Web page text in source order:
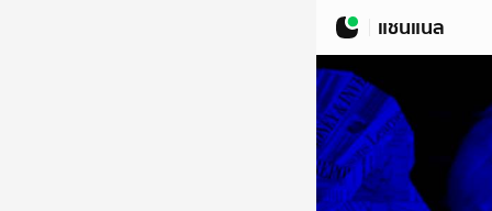
แชนแนล